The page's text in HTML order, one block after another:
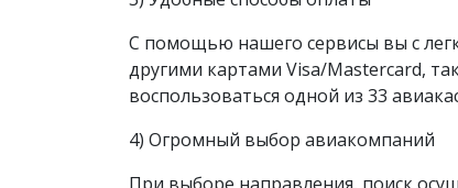
С помощью нашего сервисы вы с
другими картами Visa/Mastercard,
воспользоваться одной из 33
4) Огромный выбор авиакомпаний